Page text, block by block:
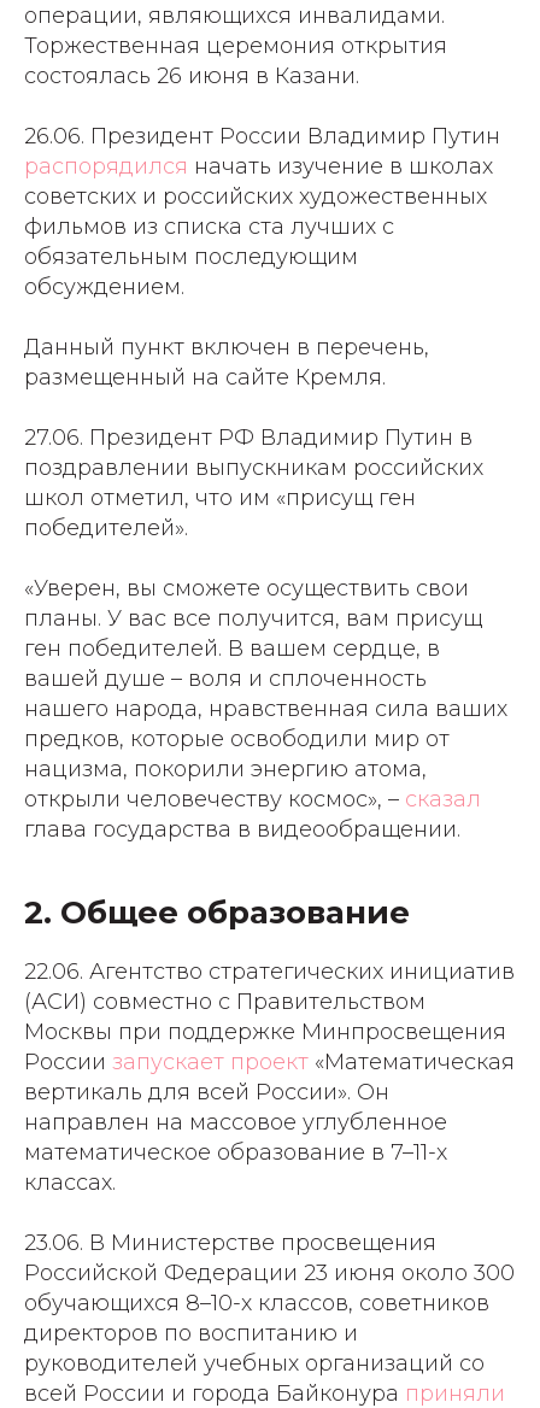
операции, являющихся инвалидами.
Торжественная церемония открытия
состоялась 26 июня в Казани.
26.06. Президент России Владимир Путин
распорядился начать изучение в школах
советских и российских художественных
фильмов из списка ста лучших с
обязательным последующим
обсуждением.
Данный пункт включен в перечень,
размещенный на сайте Кремля.
27.06. Президент РФ Владимир Путин в
поздравлении выпускникам российских
школ отметил, что им «присущ ген
победителей».
«Уверен, вы сможете осуществить свои
планы. У вас все получится, вам присущ
ген победителей. В вашем сердце, в
вашей душе – воля и сплоченность
нашего народа, нравственная сила ваших
предков, которые освободили мир от
нацизма, покорили энергию атома,
открыли человечеству космос», – сказал
глава государства в видеообращении.
2. Общее образование
22.06. Агентство стратегических инициатив
(АСИ) совместно с Правительством
Москвы при поддержке Минпросвещения
России запускает проект «Математическая
вертикаль для всей России». Он
направлен на массовое углубленное
математическое образование в 7–11-х
классах.
23.06. В Министерстве просвещения
Российской Федерации 23 июня около 300
обучающихся 8–10-х классов, советников
директоров по воспитанию и
руководителей учебных организаций со
всей России и города Байконура приняли